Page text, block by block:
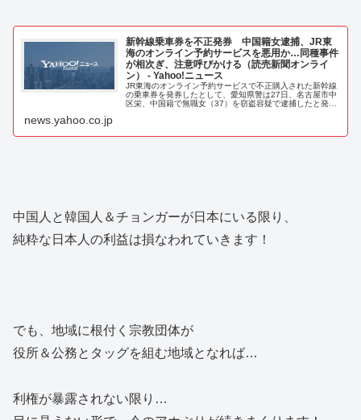
新幹線乗車券を不正発券 中国籍女逮捕、JR東
海のオンライン予約サービスを悪用か…同種事件
が相次ぎ、注意呼びかける（読売新聞オンライ
ン） - Yahoo!ニュース
JR東海のオンライン予約サービスで不正購入された新幹線
の乗車券を発券したとして、愛知県警は27日、名古屋市中
区栄、中国籍で無職女（37）を窃盗容疑で逮捕したと発表
news.yahoo.co.jp
中国人と韓国人＆チョンガーが日本にいる限り、
純粋な日本人の利益は損なわれていきます！
でも、地域に根付く宗教団体が
役所＆公務とタッグを組む地域となれば…
利権が暴露されない限り…